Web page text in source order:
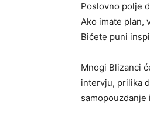
Poslovno polje
Ako imate plan,
Bićete puni
Mnogi Blizanci
intervju, prilika
samopouzdanje